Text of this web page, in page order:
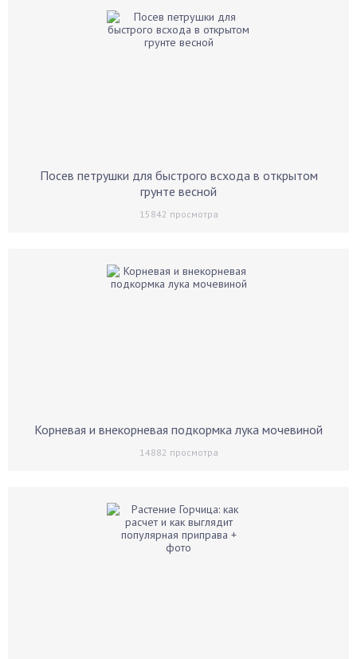
Посев петрушки для быстрого всхода в открытом
грунте весной
15842 просмотра
Корневая и внекорневая подкормка лука мочевиной
14882 просмотра